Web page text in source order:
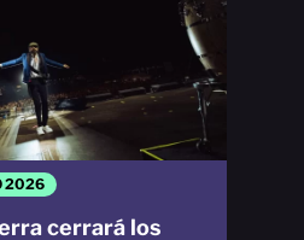
2026
cerrará los